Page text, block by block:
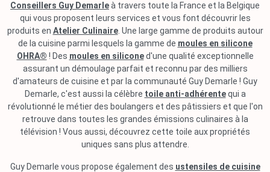
Conseillers Guy Demarleà travers toute la France et la Belgique
qui vous proposent leurs services et vous font découvrir les
produits en Atelier Culinaire. Une large gamme de produits autour
de la cuisine parmi lesquels la gamme de moules en silicone
OHRA® ! Des moules en siliconed'une qualité exceptionnelle
assurant un démoulage parfait et reconnu par des milliers
d'amateurs de cuisine et par la communauté Guy Demarle ! Guy
Demarle, c'est aussi la célèbre toile anti-adhérentequi a
révolutionné le métier des boulangers et des pâtissiers et que l'on
retrouve dans toutes les grandes émissions culinaires à la
télévision ! Vous aussi, découvrez cette toile aux propriétés
uniques sans plus attendre.
Guy Demarle vous propose également des ustensiles de cuisine